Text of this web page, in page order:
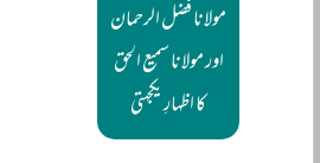
مولانا فضل الرحمان
اور مولانا سمیع الحق
کا اظہارِ یکجہتی